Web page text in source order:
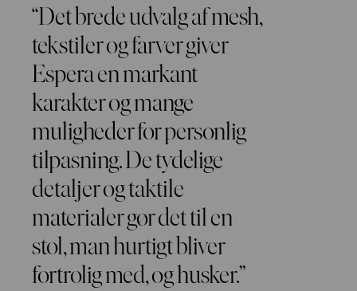
“Det brede udvalg af mesh,
tekstiler og farver giver
Espera en markant
karakter og mange
muligheder for personlig
tilpasning. De tydelige
detaljer og taktile
materialer gør det til en
stol, man hurtigt bliver
fortrolig med, og husker.”